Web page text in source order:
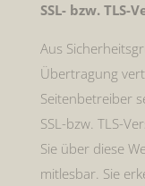
SSL- bzw. TLS-
Aus
Übertragung
Seitenbetreiber
SSL-bzw. TLS-
Sie über diese
mitlesbar. Sie